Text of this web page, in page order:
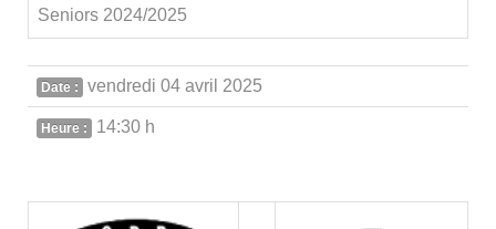
Seniors 2024/2025
Date : vendredi 04 avril 2025
Heure : 14:30 h